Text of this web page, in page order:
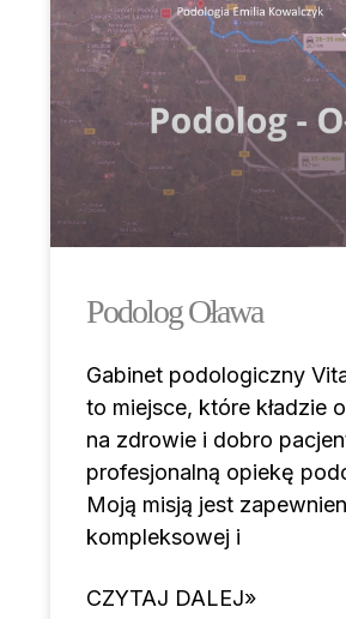
Podolog Oława
Gabinet podologiczny
to miejsce, które kładzie
na zdrowie i dobro
profesjonalną opiekę
Moją misją jest
kompleksowej i
CZYTAJ DALEJ»